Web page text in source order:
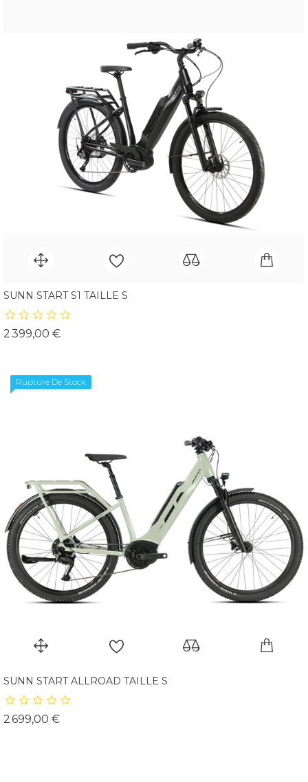
SUNN START S1 TAILLE S
2 399,00 €Prix
Rupture De Stock
SUNN START ALLROAD TAILLE S
2 699,00 €Prix